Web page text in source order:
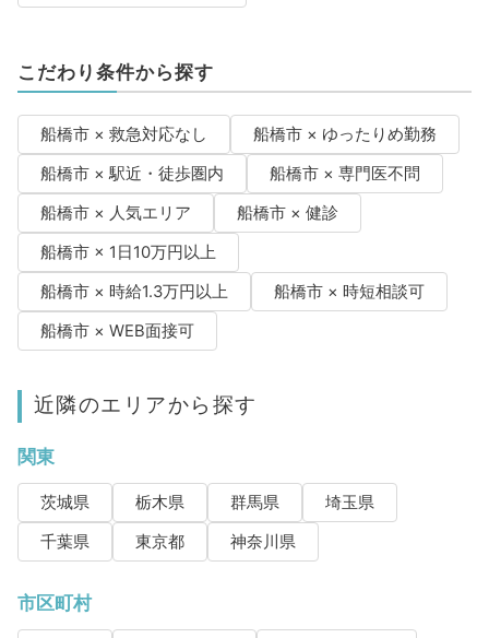
こだわり条件から探す
船橋市 × 救急対応なし
船橋市 × ゆったりめ勤務
船橋市 × 駅近・徒歩圏内
船橋市 × 専門医不問
船橋市 × 人気エリア
船橋市 × 健診
船橋市 × 1日10万円以上
船橋市 × 時給1.3万円以上
船橋市 × 時短相談可
船橋市 × WEB面接可
近隣のエリアから探す
関東
茨城県 栃木県 群馬県
埼玉県
千葉県
東京都 神奈川県
市区町村